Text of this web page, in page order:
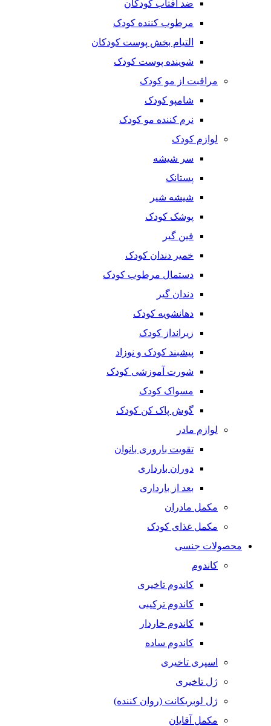
ضد آفتاب کودکان
مرطوب کننده کودک
التیام بخش پوست کودکان
شوینده پوست کودک
مراقبت از مو کودک
شامپو کودک
نرم کننده مو کودک
لوازم کودک
سر شیشه
پستانک
شیشه شیر
پوشک کودک
فین گیر
خمیر دندان کودک
دستمال مرطوب کودک
دندان گیر
دهانشویه کودک
زیرانداز کودک
پیشبند کودک و نوزاد
شورت آموزشی کودک
مسواک کودک
گوش پاک کن کودک
لوازم مادر
تقویت باروری بانوان
دوران بارداری
بعد از بارداری
مکمل مادران
مکمل غذای کودک
محصولات جنسی
کاندوم
کاندوم تاخیری
کاندوم ترکیبی
کاندوم خاردار
کاندوم ساده
اسپری تاخیری
ژل تاخیری
ژل لوبریکانت (روان کننده)
مکمل آقایان